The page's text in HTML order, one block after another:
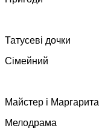
Татусеві дочки
Сімейний
Майстер і Маргарита
Мелодрама